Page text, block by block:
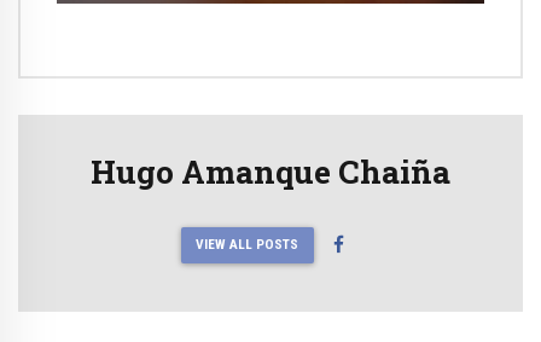
Hugo Amanque Chaiña
VIEW ALL POSTS